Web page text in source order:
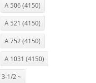
A 506 (4150)
A 521 (4150)
A 752 (4150)
A 1031 (4150)
1/2 ~